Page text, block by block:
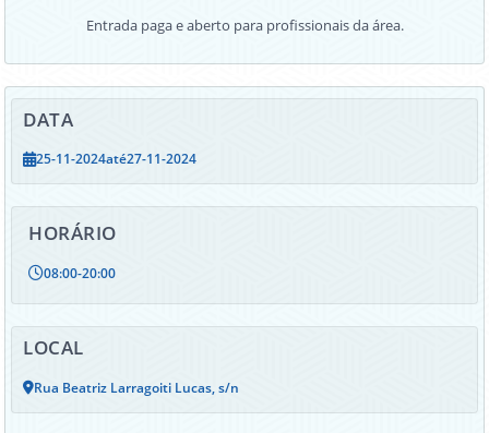
Entrada paga e aberto para profissionais da área.
DATA
25-11-2024até27-11-2024
HORÁRIO
08:00-20:00
LOCAL
Rua Beatriz Larragoiti Lucas, s/n